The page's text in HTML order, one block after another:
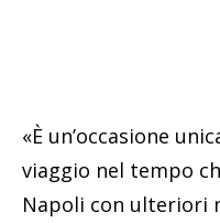
«È un’occasione
viaggio nel tempo
Napoli con ulteriori